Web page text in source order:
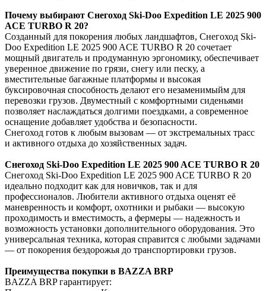
Почему выбирают Снегоход Ski-Doo Expedition LE 2025 900
ACE TURBO R 20?
Созданный для покорения любых ландшафтов, Снегоход Ski-
Doo Expedition LE 2025 900 ACE TURBO R 20 сочетает
мощный двигатель и продуманную эргономику, обеспечивает
уверенное движение по грязи, снегу или песку, а
вместительные багажные платформы и высокая
буксировочная способность делают его незаменимыйм для
перевозки грузов. Двуместный с комфортными сиденьями
позволяет наслаждаться долгими поездками, а современное
оснащение добавляет удобства и безопасности.
Снегоход готов к любым вызовам — от экстремальных трасс
и активного отдыха до хозяйственных задач.
Снегоход Ski-Doo Expedition LE 2025 900 ACE TURBO R 20
Снегоход Ski-Doo Expedition LE 2025 900 ACE TURBO R 20
идеально подходит как для новичков, так и для
профессионалов. Любители активного отдыха оценят её
маневренность и комфорт, охотники и рыбаки — высокую
проходимость и вместимость, а фермеры — надежность и
возможность установки дополнительного оборудования. Это
универсальная техника, которая справится с любыми задачами
— от покорения бездорожья до транспортировки грузов.
Преимущества покупки в BAZZA BRP
BAZZA BRP гарантирует: